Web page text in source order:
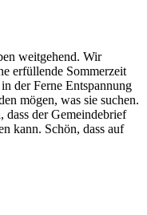
weitgehend. Wir
erfüllende Sommerzeit
der Ferne Entspannung
mögen, was sie suchen.
dass der Gemeindebrief
kann. Schön, dass auf